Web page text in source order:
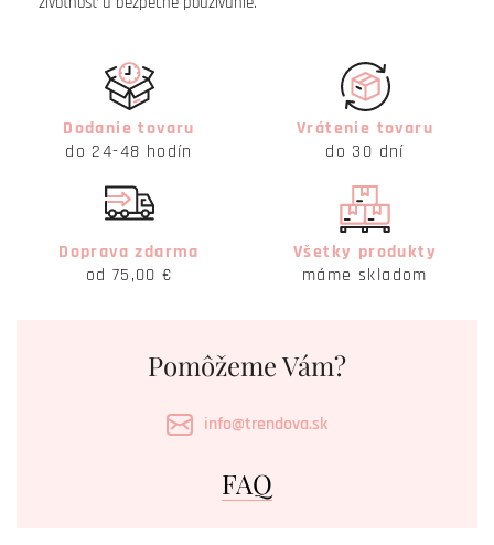
Dodanie tovaru
do 24-48 hodín
Vrátenie tovaru
do 30 dní
Doprava zdarma
od 75,00 €
Všetky produkty
máme skladom
Pomôžeme Vám?
info@trendova.sk
FAQ